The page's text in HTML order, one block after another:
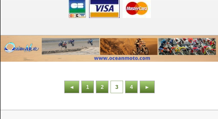
◄ 1 2 3 4 ►